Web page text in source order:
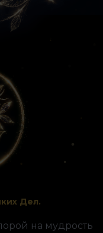
Дел.
на мудрость